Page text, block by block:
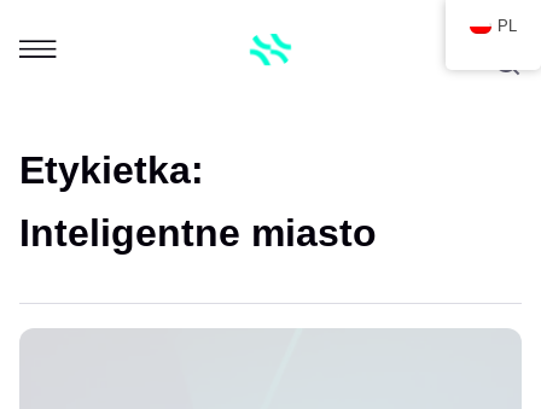
Etykietka:
Inteligentne miasto
PL